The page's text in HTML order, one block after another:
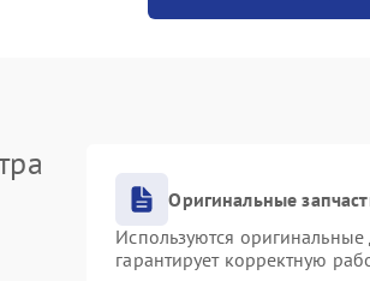
Оригинальные
Используются
гарантирует корректную